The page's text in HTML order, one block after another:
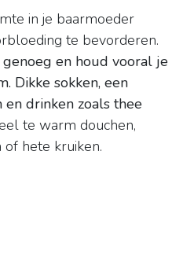
in je baarmoeder
te bevorderen.
en houd vooral je
Dikke sokken, een
drinken zoals thee
te warm douchen,
of hete kruiken.